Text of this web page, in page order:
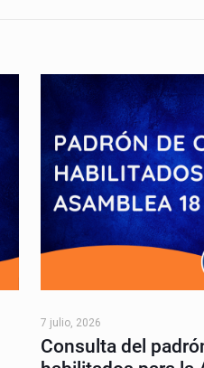
7 julio, 2026
Consulta del